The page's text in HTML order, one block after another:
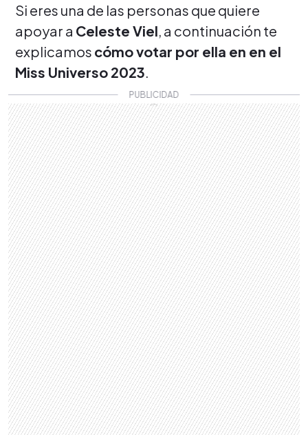
Si eres una de las personas que quiere
apoyar a Celeste Viel, a continuación te
explicamos cómo votar por ella en en el
Miss Universo 2023.